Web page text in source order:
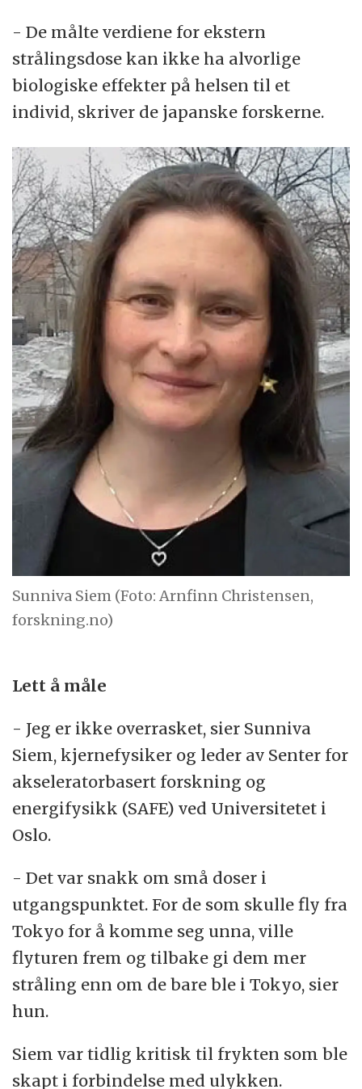
- De målte verdiene for ekstern
strålingsdose kan ikke ha alvorlige
biologiske effekter på helsen til et
individ, skriver de japanske forskerne.
Sunniva Siem (Foto: Arnfinn Christensen,
forskning.no)
Lett å måle
- Jeg er ikke overrasket, sier Sunniva
Siem, kjernefysiker og leder av Senter for
akseleratorbasert forskning og
energifysikk (SAFE) ved Universitetet i
Oslo.
- Det var snakk om små doser i
utgangspunktet. For de som skulle fly fra
Tokyo for å komme seg unna, ville
flyturen frem og tilbake gi dem mer
stråling enn om de bare ble i Tokyo, sier
hun.
Siem var tidlig kritisk til frykten som ble
skapt i forbindelse med ulykken.